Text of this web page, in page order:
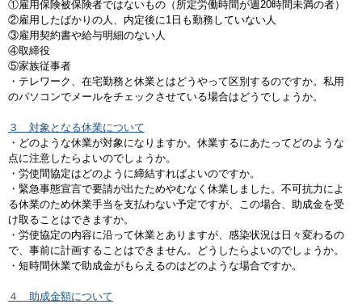
①雇用保険被保険者ではないもの（所定労働時間が週20時間未満の者）
②雇用したばかりの人、内定後に1日も勤務していない人
③雇用契約書や給与明細のない人
④取締役
⑤家族従事者
・テレワーク、在宅勤務と休業とはどうやって区別するのですか。私用
のパソコンでメールをチェックさせている場合はどうでしょうか。
３ 対象となる休業について
・どのような休業が対象になりますか。休業するにあたってどのような
点に注意したらよいのでしょうか。
・労使間協定はどのように締結すればよいのですか。
・緊急事態宣言で要請が出たためやむなく休業しました。不可抗力によ
る休業のため休業手当を支払わない予定ですが、この場合、助成金を受
け取ることはできますか。
・労使協定の内容に沿って休業とありますが、感染状況は日々変わるの
で、事前に計画することはできません。どうしたらよいのでしょうか。
・短時間休業で助成金がもらえるのはどのような場合ですか。
４ 助成金額について